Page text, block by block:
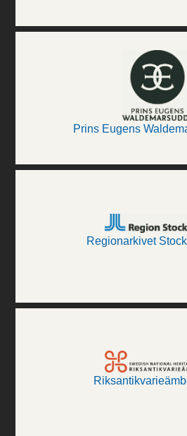
Prins Eugens
Regionarkivet